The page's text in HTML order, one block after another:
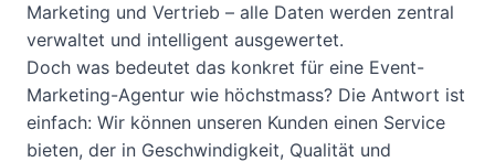
Marketing und Vertrieb – alle Daten werden zentral
verwaltet und intelligent ausgewertet.
Doch was bedeutet das konkret für eine Event-
Marketing-Agentur wie höchstmass? Die Antwort ist
einfach: Wir können unseren Kunden einen Service
bieten, der in Geschwindigkeit, Qualität und